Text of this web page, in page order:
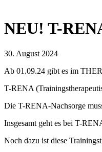
NEU! T-
30. August 2024
Ab 01.09.24 gibt es im
T-RENA
Die T-RENA-Nachsorge
Insgesamt geht es bei T-
Noch dazu ist diese